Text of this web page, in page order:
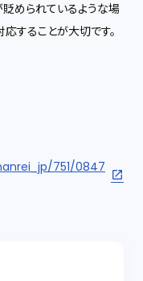
められているような場
することが大切です。
751/0847